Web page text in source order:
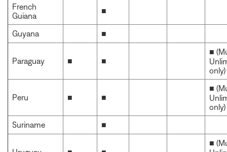
French
Guiana
■
Guyana ■
Paraguay ■ ■
■
only)
Peru ■ ■
■
only)
Suriname
■
■